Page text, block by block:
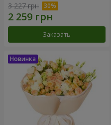
3 227 грн
Заказать